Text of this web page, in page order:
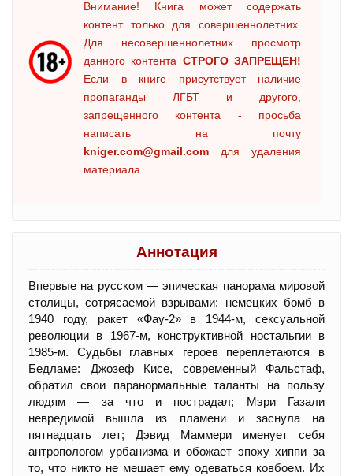
Внимание! Книга может содержать
контент только для совершеннолетних.
Для несовершеннолетних просмотр
данного контента СТРОГО ЗАПРЕЩЕН!
Если в книге присутствует наличие
пропаганды ЛГБТ и другого,
запрещенного контента - просьба
написать на почту
kniger.com@gmail.com для удаления
материала
Аннотация
Впервые на русском — эпическая панорама мировой
столицы, сотрясаемой взрывами: немецких бомб в
1940 году, ракет «Фау-2» в 1944-м, сексуальной
революции в 1967-м, конструктивной ностальгии в
1985-м. Судьбы главных героев переплетаются в
Бедламе: Джозеф Кисе, современный Фальстаф,
обратил свои паранормальные таланты на пользу
людям — за что и пострадал; Мэри Газали
невредимой вышла из пламени и заснула на
пятнадцать лет; Дэвид Маммери именует себя
антропологом урбанизма и обожает эпоху хиппи за
то, что никто не мешает ему одеваться ковбоем. Их